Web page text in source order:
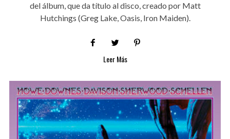
del álbum, que da título al disco, creado por Matt
Hutchings (Greg Lake, Oasis, Iron Maiden).
Leer Más